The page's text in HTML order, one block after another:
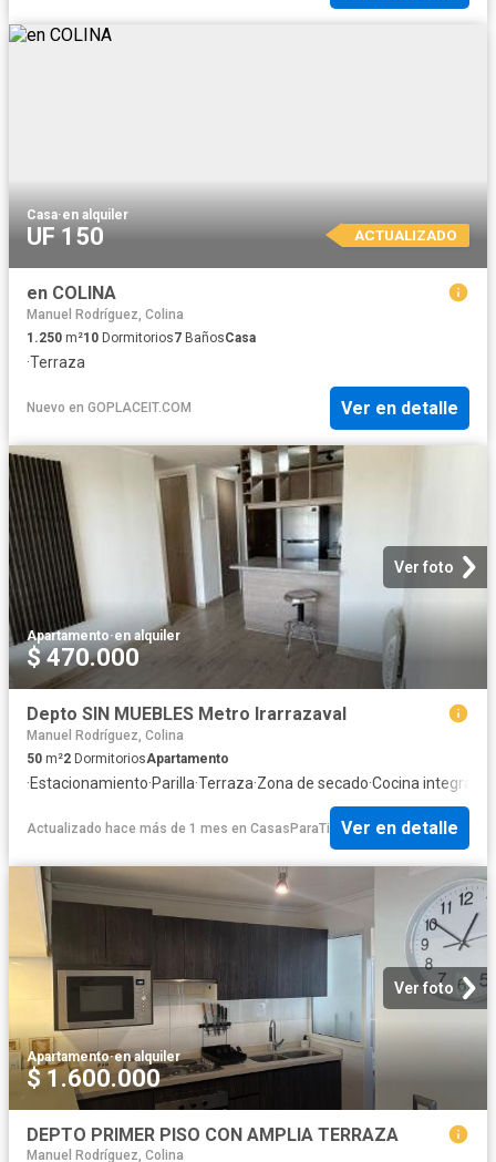
Casa·en alquiler
UF 150 ACTUALIZADO
en COLINA
Manuel Rodríguez, Colina
1.250 m²10 Dormitorios7 BañosCasa
·Terraza
Nuevo en GOPLACEIT.COM Ver en detalle
Ver foto
Apartamento·en alquiler
$ 470.000
Depto SIN MUEBLES Metro Irarrazaval
Manuel Rodríguez, Colina
50 m²2 DormitoriosApartamento
·Estacionamiento·Parilla·Terraza·Zona de secado·Cocina integral
Actualizado hace más de 1 mes en CasasParaTi Ver en detalle
Ver foto
Apartamento·en alquiler
$ 1.600.000
DEPTO PRIMER PISO CON AMPLIA TERRAZA
Manuel Rodríguez, Colina